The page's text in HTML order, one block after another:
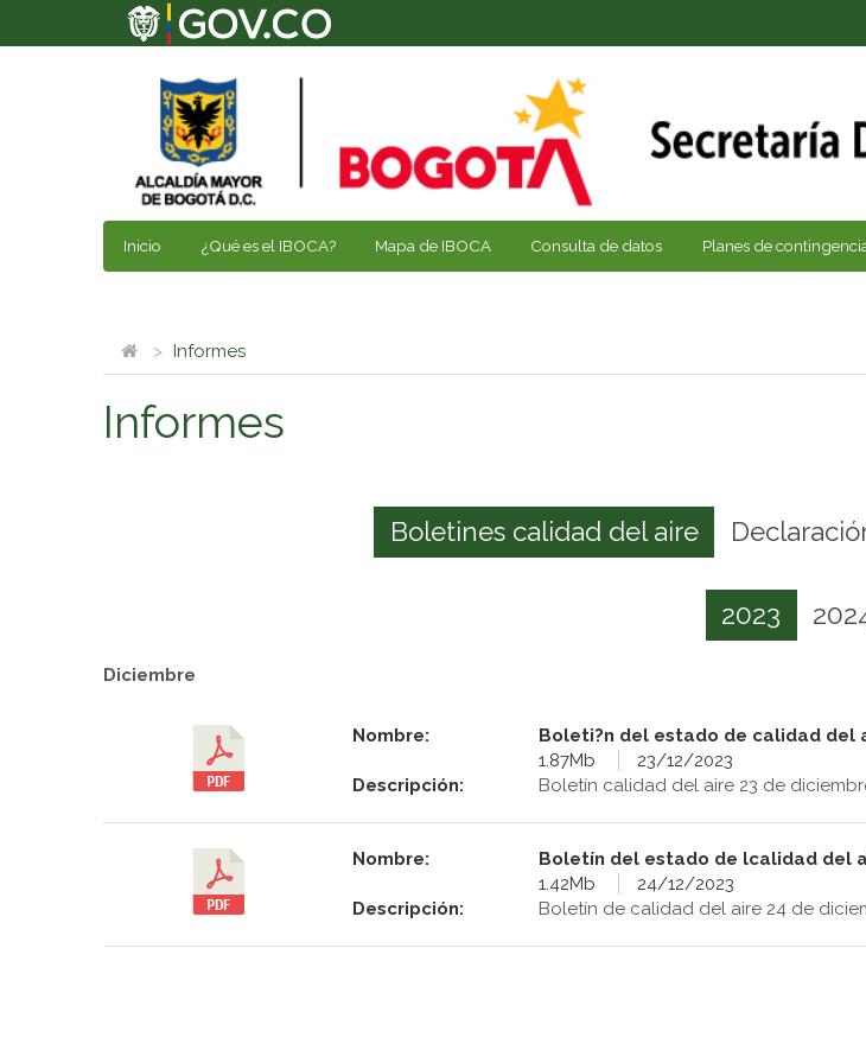
Inicio ¿Qué es el IBOCA? Mapa de IBOCA Consulta de datos Planes de
Informes
Informes
Boletines calidad del aire
2023
Diciembre
Nombre:
Boleti?n del estado de calidad del
1.87Mb
23/12/2023
Descripción:
Boletín calidad del aire 23 de
Nombre:
Boletín del estado de lcalidad del
1.42Mb
24/12/2023
Descripción:
Boletín de calidad del aire 24 de